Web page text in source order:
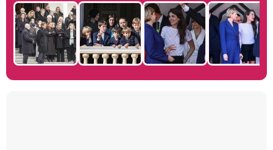
Manu Baqueiro: "Tuve como referente a Bruce Willis en 'Luz de Luna' para mi trabajo en la serie 'Perdiendo el juicio'"